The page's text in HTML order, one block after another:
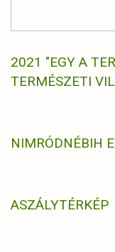
2021 "EGY A
TERMÉSZETI
NIMRÓDNÉBIH
ASZÁLYTÉRKÉP